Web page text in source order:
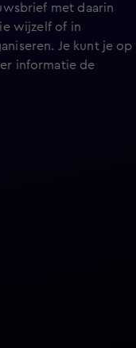
met daarin
wijzelf of in
Je kunt je op
informatie de